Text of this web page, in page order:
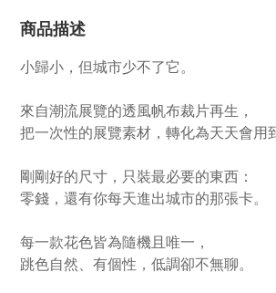
商品描述
小歸小，但城市少不了它。
來自潮流展覽的透風帆布裁片再生，
把一次性的展覽素材，轉化為天天會用
剛剛好的尺寸，只裝最必要的東西：
零錢，還有你每天進出城市的那張卡。
每一款花色皆為隨機且唯一，
跳色自然、有個性，低調卻不無聊。